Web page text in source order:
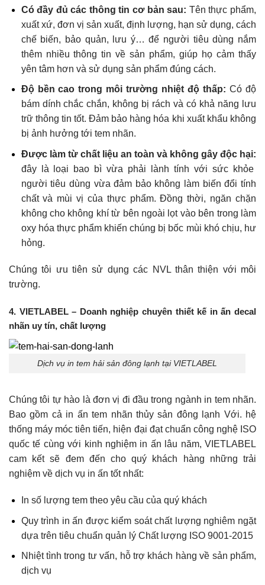
Có đầy đủ các thông tin cơ bản sau: Tên thực phẩm,
xuất xứ, đơn vị sản xuất, định lượng, hạn sử dụng, cách
chế biến, bảo quản, lưu ý… để người tiêu dùng nắm
thêm nhiều thông tin về sản phẩm, giúp họ cảm thấy
yên tâm hơn và sử dụng sản phẩm đúng cách.
Độ bền cao trong môi trường nhiệt độ thấp:Có độ
bám dính chắc chắn, không bị rách và có khả năng lưu
trữ thông tin tốt. Đảm bảo hàng hóa khi xuất khẩu không
bị ảnh hưởng tới tem nhãn.
Được làm từ chất liệu an toàn và không gây độc hại:
đây là loại bao bì vừa phải lành tính với sức khỏe
người tiêu dùng vừa đảm bảo không làm biến đổi tính
chất và mùi vị của thực phẩm. Đồng thời, ngăn chặn
không cho không khí từ bên ngoài lọt vào bên trong làm
oxy hóa thực phẩm khiến chúng bị bốc mùi khó chịu, hư
hỏng.
Chúng tôi ưu tiên sử dụng các NVL thân thiện với môi
trường.
4. VIETLABEL – Doanh nghiệp chuyên thiết kế in ấn decal
nhãn uy tín, chất lượng
Dịch vụ in tem hải sản đông lạnh tại VIETLABEL
Chúng tôi tự hào là đơn vị đi đầu trong ngành in tem nhãn.
Bao gồm cả in ấn tem nhãn thủy sản đông lạnh Với. hệ
thống máy móc tiên tiến, hiện đại đạt chuẩn công nghệ ISO
quốc tế cùng với kinh nghiệm in ấn lâu năm, VIETLABEL
cam kết sẽ đem đến cho quý khách hàng những trải
nghiệm về dịch vụ in ấn tốt nhất:
In số lượng tem theo yêu cầu của quý khách
Quy trình in ấn được kiểm soát chất lượng nghiêm ngặt
dựa trên tiêu chuẩn quản lý Chất lượng ISO 9001-2015
Nhiệt tình trong tư vấn, hỗ trợ khách hàng về sản phẩm,
dịch vụ